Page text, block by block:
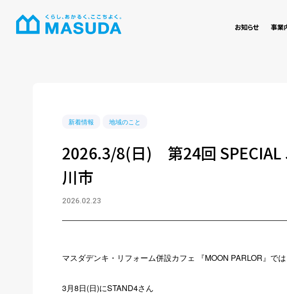
お知らせ 事業
新着情報 地域のこと
2026.3/8(日) 第24回
川市
2026.02.23
マスダデンキ・リフォーム併設カフェ 『MOON PARLOR』では
3月8日(日)にSTAND4さん